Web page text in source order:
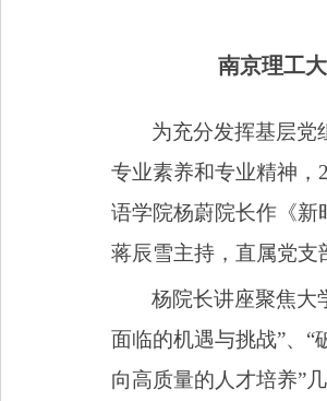
南京理工
为充分发挥基层党
专业素养和专业精神，
语学院杨蔚院长作《
蒋辰雪主持，直属党
杨院长讲座聚焦大
面临的机遇与挑战”、“
向高质量的人才培养”